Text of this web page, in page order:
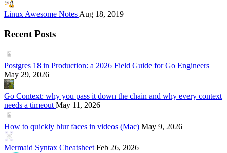
Linux Awesome Notes Aug 18, 2019
Recent Posts
Postgres 18 in Production: a 2026 Field Guide for Go Engineers
May 29, 2026
Go Context: why you pass it down the chain and why every context
needs a timeout May 11, 2026
How to quickly blur faces in videos (Mac) May 9, 2026
Mermaid Syntax Cheatsheet Feb 26, 2026